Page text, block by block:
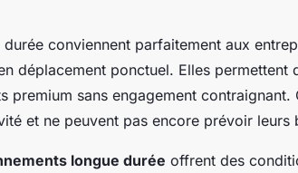
conviennent parfaitement aux
déplacement ponctuel. Elles permettent
premium sans engagement
et ne peuvent pas encore prévoir leurs
longue durée offrent des